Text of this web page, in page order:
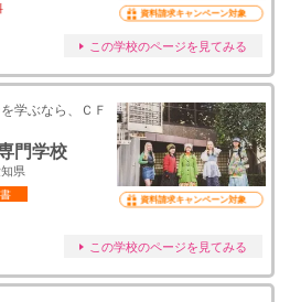
資料請求キャンペーン対象
この学校のページを見てみる
学ぶなら、ＣＦ
門学校
県
資料請求キャンペーン対象
この学校のページを見てみる